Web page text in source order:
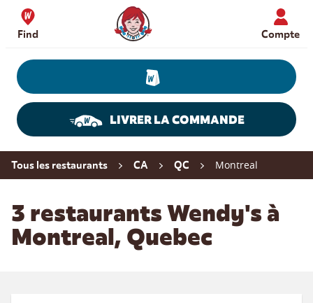
Skip to content
Find
Wendy's Website Home
Compte
LIVRER LA COMMANDE
Return to Nav
Tous les restaurants CA QC Montreal
3 restaurants Wendy's à
Montreal, Quebec